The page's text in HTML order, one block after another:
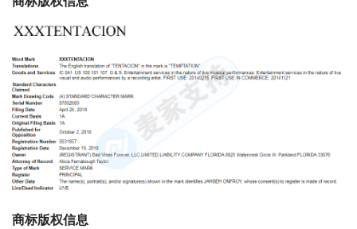
商标版权信息